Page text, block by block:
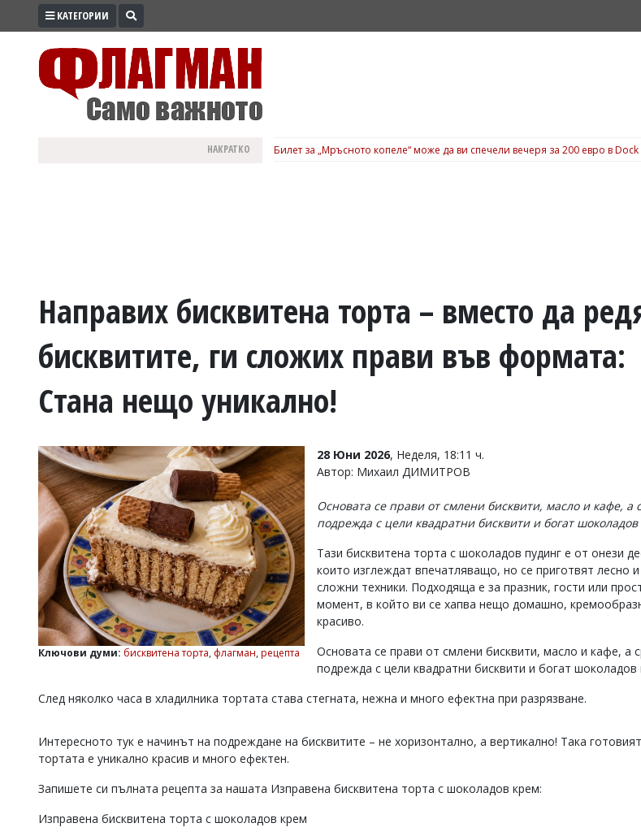
ПРОМО
ВОЙНАТА
УКРАЙНА
РАЗСЛЕДВАНЕ
БИЗНЕС
Управители:
Веселин
Василев,
v.vasilev@flagman.bg
Касабова,
k.kassabova@flagman.bg
Главен
редактор:
Коментарите
КАТЕГОРИИ
НАКРАТКО Билет за „Мръсното копеле“ може да ви спечели вечеря за 200 евро в Dock
Направих бисквитена торта – вместо да
бисквитите, ги сложих прави във формата:
Стана нещо уникално!
Ключови думи: бисквитена торта, флагман, рецепта
28 Юни 2026, Неделя, 18:11 ч.
Автор: Михаил ДИМИТРОВ
Основата се прави от смлени бисквити, масло и кафе, а
подрежда с цели квадратни бисквити и богат
Тази бисквитена торта с шоколадов пудинг е от онези
които изглеждат впечатляващо, но се приготвят лесно
сложни техники. Подходяща е за празник, гости или
момент, в който ви се хапва нещо домашно,
красиво.
Основата се прави от смлени бисквити, масло и кафе, а
подрежда с цели квадратни бисквити и богат шоколадов
След няколко часа в хладилника тортата става стегната, нежна и много ефектна при разрязване.
Интересното тук е начинът на подреждане на бисквитите – не хоризонтално, а вертикално! Така
тортата е уникално красив и много ефектен.
Запишете си пълната рецепта за нашата Изправена бисквитена торта с шоколадов крем:
Изправена бисквитена торта с шоколадов крем